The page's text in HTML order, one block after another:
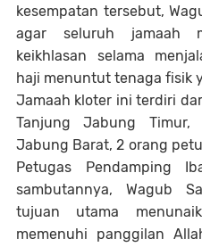
kesempatan tersebut,
agar seluruh jamaah
keikhlasan selama
haji menuntut tenaga fisik
Jamaah kloter ini terdiri
Tanjung Jabung
Jabung Barat, 2 orang
Petugas Pendamping
sambutannya, Wagub
tujuan utama
memenuhi panggilan